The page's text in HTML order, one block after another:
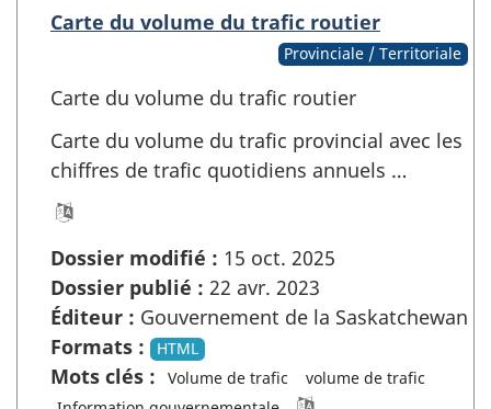
Carte du volume du trafic routier
Provinciale / Territoriale
Carte du volume du trafic routier
Carte du volume du trafic provincial avec les
chiffres de trafic quotidiens annuels …
Dossier modifié : 15 oct. 2025
Dossier publié : 22 avr. 2023
Éditeur : Gouvernement de la Saskatchewan
Formats :
HTML
Mots clés : Volume de trafic
volume de trafic